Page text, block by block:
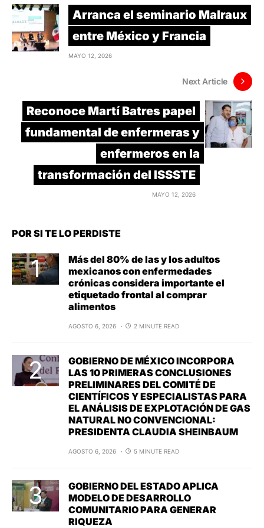
Arranca el seminario Malraux
entre México y Francia
MAYO 12, 2026
Next Article
Reconoce Martí Batres papel
fundamental de enfermeras y
enfermeros en la
transformación del ISSSTE
MAYO 12, 2026
POR SI TE LO PERDISTE
Más del 80% de las y los adultos
mexicanos con enfermedades
crónicas considera importante el
etiquetado frontal al comprar
alimentos
AGOSTO 6, 2026 2 MINUTE READ
GOBIERNO DE MÉXICO INCORPORA
LAS 10 PRIMERAS CONCLUSIONES
PRELIMINARES DEL COMITÉ DE
CIENTÍFICOS Y ESPECIALISTAS PARA
EL ANÁLISIS DE EXPLOTACIÓN DE GAS
NATURAL NO CONVENCIONAL:
PRESIDENTA CLAUDIA SHEINBAUM
AGOSTO 6, 2026 5 MINUTE READ
GOBIERNO DEL ESTADO APLICA
MODELO DE DESARROLLO
COMUNITARIO PARA GENERAR
RIQUEZA